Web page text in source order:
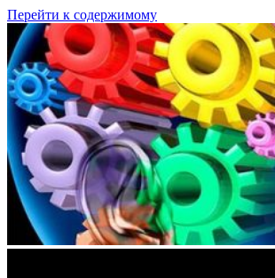
Перейти к содержимому